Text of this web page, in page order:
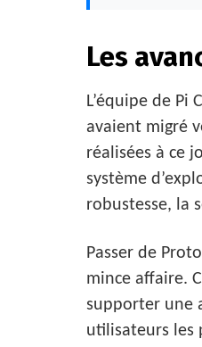
Les
L’équipe de
avaient migré
réalisées à ce
système
robustesse, la
Passer de
mince affaire.
supporter une
utilisateurs les